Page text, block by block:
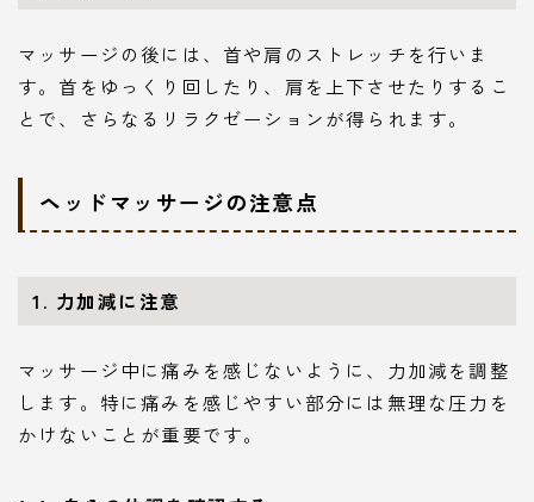
マッサージの後には、首や肩のストレッチを行いま
す。首をゆっくり回したり、肩を上下させたりするこ
とで、さらなるリラクゼーションが得られます。
ヘッドマッサージの注意点
1. 力加減に注意
マッサージ中に痛みを感じないように、力加減を調整
します。特に痛みを感じやすい部分には無理な圧力を
かけないことが重要です。